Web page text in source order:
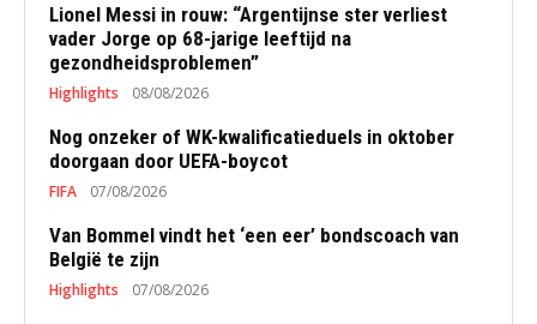
Lionel Messi in rouw: “Argentijnse ster verliest
vader Jorge op 68-jarige leeftijd na
gezondheidsproblemen”
Highlights 08/08/2026
Nog onzeker of WK-kwalificatieduels in oktober
doorgaan door UEFA-boycot
FIFA 07/08/2026
Van Bommel vindt het ‘een eer’ bondscoach van
België te zijn
Highlights 07/08/2026